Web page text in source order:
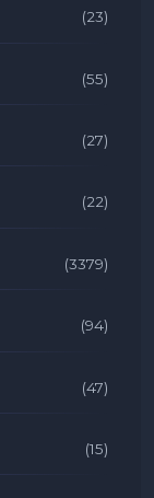
(23)
(55)
(27)
(22)
(3379)
(94)
(47)
(15)